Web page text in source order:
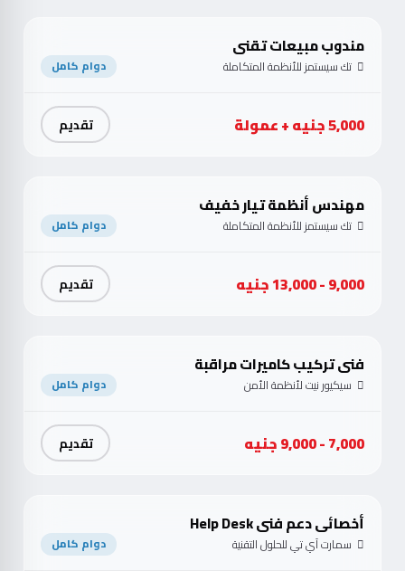
مندوب مبيعات تقني
تك سيستمز للأنظمة المتكاملة دوام كامل
5,000 جنيه + عمولة تقديم
مهندس أنظمة تيار خفيف
تك سيستمز للأنظمة المتكاملة دوام كامل
9,000 - 13,000 جنيه تقديم
فني تركيب كاميرات مراقبة
سيكيور نيت لأنظمة الأمن دوام كامل
7,000 - 9,000 جنيه تقديم
أخصائي دعم فني Help Desk
سمارت آي تي للحلول التقنية دوام كامل